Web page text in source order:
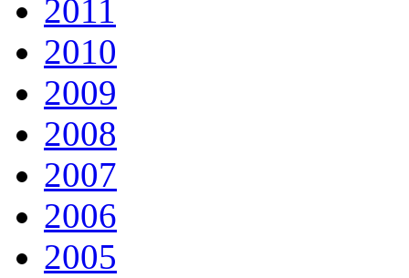
2011
2010
2009
2008
2007
2006
2005